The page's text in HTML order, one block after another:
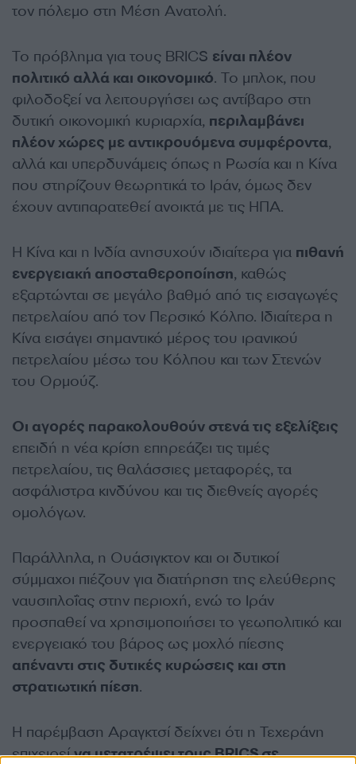
τον πόλεμο στη Μέση Ανατολή.
Το πρόβλημα για τους BRICS είναι πλέον
πολιτικό αλλά και οικονομικό. Το μπλοκ, που
φιλοδοξεί να λειτουργήσει ως αντίβαρο στη
δυτική οικονομική κυριαρχία, περιλαμβάνει
πλέον χώρες με αντικρουόμενα συμφέροντα,
αλλά και υπερδυνάμεις όπως η Ρωσία και η Κίνα
που στηρίζουν θεωρητικά το Ιράν, όμως δεν
έχουν αντιπαρατεθεί ανοικτά με τις ΗΠΑ.
Η Κίνα και η Ινδία ανησυχούν ιδιαίτερα για πιθανή
ενεργειακή αποσταθεροποίηση, καθώς
εξαρτώνται σε μεγάλο βαθμό από τις εισαγωγές
πετρελαίου από τον Περσικό Κόλπο. Ιδιαίτερα η
Κίνα εισάγει σημαντικό μέρος του ιρανικού
πετρελαίου μέσω του Κόλπου και των Στενών
του Ορμούζ.
Οι αγορές παρακολουθούν στενά τις εξελίξεις
επειδή η νέα κρίση επηρεάζει τις τιμές
πετρελαίου, τις θαλάσσιες μεταφορές, τα
ασφάλιστρα κινδύνου και τις διεθνείς αγορές
ομολόγων.
Παράλληλα, η Ουάσιγκτον και οι δυτικοί
σύμμαχοι πιέζουν για διατήρηση της ελεύθερης
ναυσιπλοΐας στην περιοχή, ενώ το Ιράν
προσπαθεί να χρησιμοποιήσει το γεωπολιτικό και
ενεργειακό του βάρος ως μοχλό πίεσης
απέναντι στις δυτικές κυρώσεις και στη
στρατιωτική πίεση.
Η παρέμβαση Αραγκτσί δείχνει ότι η Τεχεράνη
επιχειρείνα μετατρέψει τους BRICS σε